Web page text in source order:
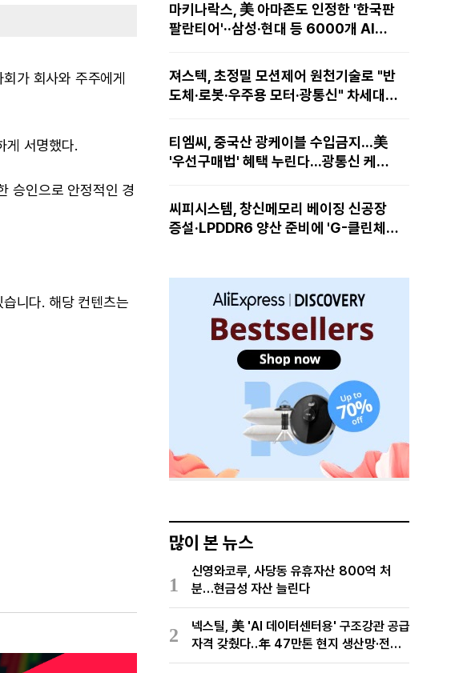
가 회사와 주주에게
게 서명했다.
승인으로 안정적인 경
니다. 해당 컨텐츠는
마키나락스, 美 아마존도 인정한 '한국판
팔란티어'··삼성·현대 등 6000개 AI모
져스텍, 초정밀 모션제어 원천기술로 "반
도체·로봇·우주용 모터·광통신" 차세대
티엠씨, 중국산 광케이블 수입금지...美
'우선구매법' 혜택 누린다...광통신 케이
씨피시스템, 창신메모리 베이징 신공장
증설·LPDDR6 양산 준비에 'G-클린체
많이 본 뉴스
1
신영와코루, 사당동 유휴자산 800억 처
분…현금성 자산 늘린다
2
넥스틸, 美 'AI 데이터센터용' 구조강관 공급
자격 갖췄다‥年 47만톤 현지 생산망·전미
유통망 구축